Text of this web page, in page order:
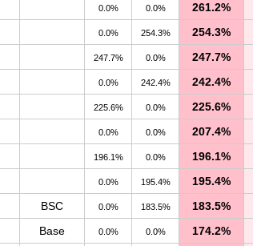
0.0% 0.0% 261.2%
0.0% 254.3% 254.3%
247.7% 0.0% 247.7%
0.0% 242.4% 242.4%
225.6% 0.0% 225.6%
0.0% 0.0% 207.4%
196.1% 0.0% 196.1%
0.0% 195.4% 195.4%
BSC 0.0% 183.5% 183.5%
Base 0.0% 0.0% 174.2%